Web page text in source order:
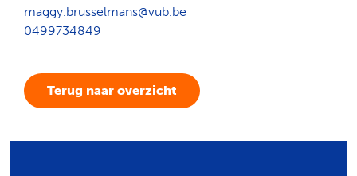
maggy.brusselmans@vub.be
0499734849
Terug naar overzicht